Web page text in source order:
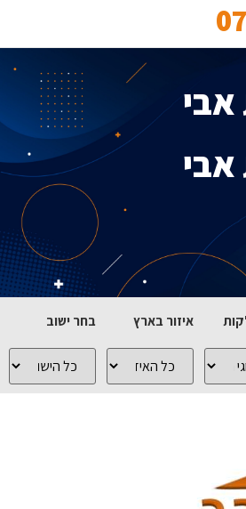
איזור בארץ
כל
האיזורים
בארץ
בחר ישוב
כל
הישובים